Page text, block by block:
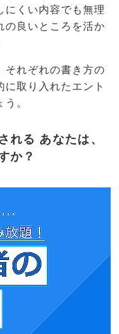
にくい内容でも無理
の良いところを活か
それぞれの書き方の
取り入れたエント
。
れる あなたは、
か？